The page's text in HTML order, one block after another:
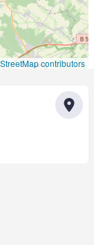
contributors